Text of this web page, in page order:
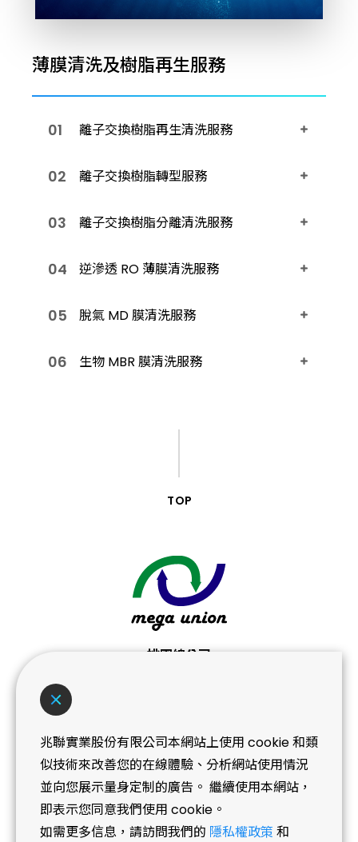
薄膜清洗及樹脂再生服務
離子交換樹脂再生清洗服務
離子交換樹脂轉型服務
離子交換樹脂分離清洗服務
逆滲透 RO 薄膜清洗服務
脫氣 MD 膜清洗服務
生物 MBR 膜清洗服務
兆聯實業股份有限公司本網站上使用 cookie 和類
似技術來改善您的在線體驗、分析網站使用情況
並向您展示量身定制的廣告。 繼續使用本網站，
即表示您同意我們使用 cookie。
如需更多信息，請訪問我們的 隱私權政策 和
TOP
桃園總公司
No. 439-3, Taoying Rd., Taoyuan Dist.,
T+886 (3) 362-0101
NEWS
07.03
兆聯榮獲桃園市庇護工場採購績優企業《金